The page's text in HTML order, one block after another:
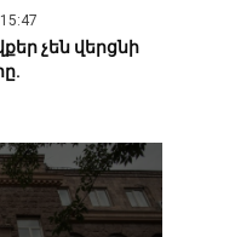
չեն վերցնի